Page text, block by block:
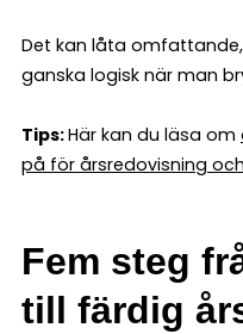
Det kan låta
ganska logisk när man
Tips:Här kan du läsa om
på för årsredovisning
Fem steg
till färdig